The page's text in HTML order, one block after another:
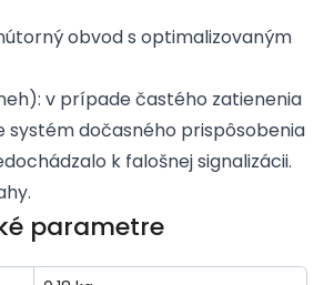
obvod s optimalizovaným
v prípade častého zatienenia
systém dočasného prispôsobenia
k falošnej signalizácii.
parametre